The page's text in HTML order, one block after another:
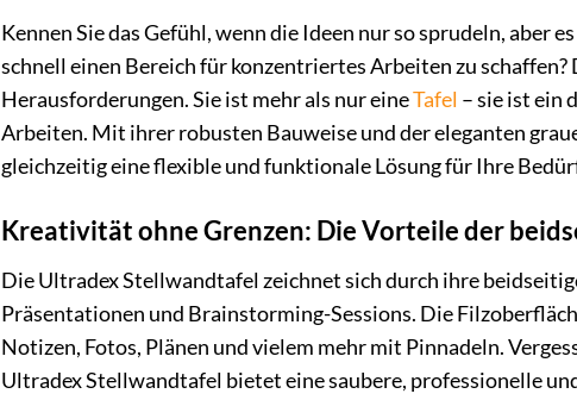
Kennen Sie das Gefühl, wenn die Ideen nur so sprudeln, aber
schnell einen Bereich für konzentriertes Arbeiten zu schaffen?
Herausforderungen. Sie ist mehr als nur eineTafel – sie ist ein
Arbeiten. Mit ihrer robusten Bauweise und der eleganten
gleichzeitig eine flexible und funktionale Lösung für Ihre
Kreativität ohne Grenzen: Die Vorteile der
Die Ultradex Stellwandtafel zeichnet sich durch ihre
Präsentationen und Brainstorming-Sessions. Die
Notizen, Fotos, Plänen und vielem mehr mit Pinnadeln.
Ultradex Stellwandtafel bietet eine saubere, professionelle